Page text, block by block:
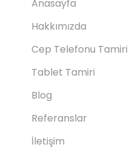
Anasayfa
Hakkımızda
Cep Telefonu Tamiri
Tablet Tamiri
Blog
Referanslar
İletişim